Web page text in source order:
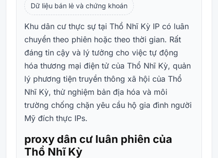
Dữ liệu bán lẻ và chứng khoán
Khu dân cư thực sự tại Thổ Nhĩ Kỳ IP có luân
chuyển theo phiên hoặc theo thời gian. Rất
đáng tin cậy và lý tưởng cho việc tự động
hóa thương mại điện tử của Thổ Nhĩ Kỳ, quản
lý phương tiện truyền thông xã hội của Thổ
Nhĩ Kỳ, thử nghiệm bản địa hóa và môi
trường chống chặn yêu cầu hộ gia đình người
Mỹ đích thực IPs.
proxy dân cư luân phiên của
Thổ Nhĩ Kỳ